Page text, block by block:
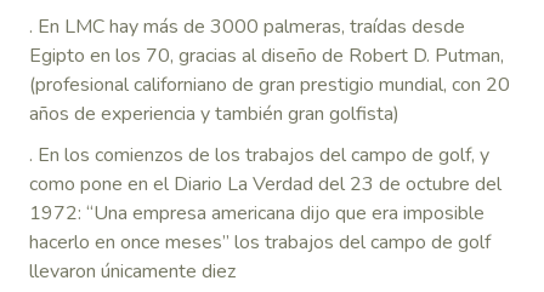
. En LMC hay más de 3000 palmeras, traídas desde
Egipto en los 70, gracias al diseño de Robert D. Putman,
(profesional californiano de gran prestigio mundial, con 20
años de experiencia y también gran golfista)
. En los comienzos de los trabajos del campo de golf, y
como pone en el Diario La Verdad del 23 de octubre del
1972: “Una empresa americana dijo que era imposible
hacerlo en once meses” los trabajos del campo de golf
llevaron únicamente diez